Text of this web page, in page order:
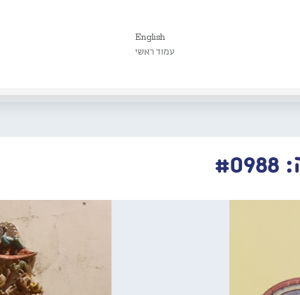
English
עמוד ראשי